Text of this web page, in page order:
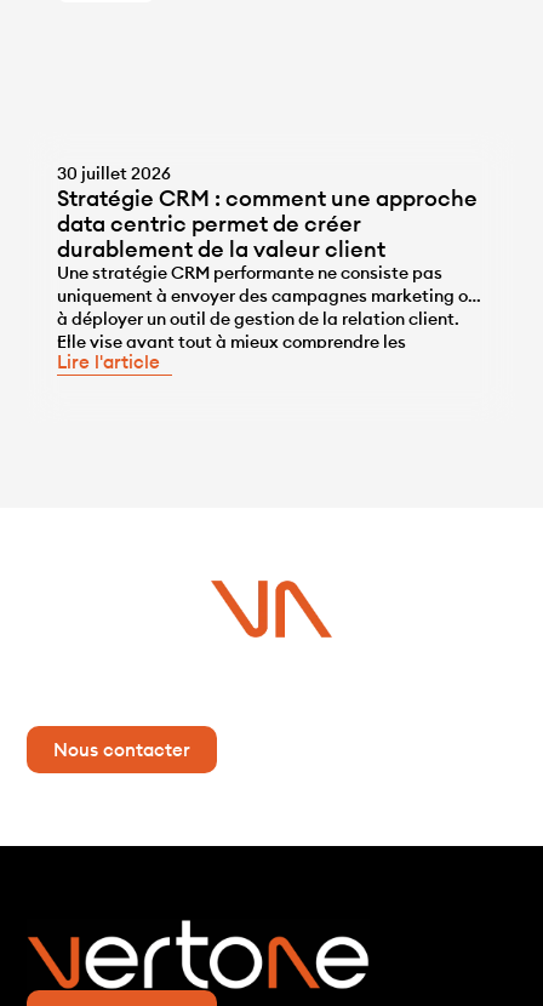
30 juillet 2026
Stratégie CRM : comment une approche
data centric permet de créer
durablement de la valeur client
Une stratégie CRM performante ne consiste pas
uniquement à envoyer des campagnes marketing ou
à déployer un outil de gestion de la relation client.
Elle vise avant tout à mieux comprendre les
comportements des clients, à personnaliser les
...
Lire l'article
Nous contacter